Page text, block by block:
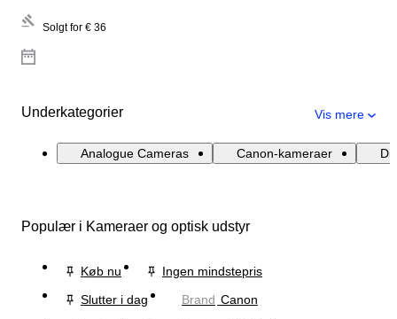
Solgt for € 36
Underkategorier Vis mere
Analogue Cameras Canon-kameraer
Populær i Kameraer og optisk udstyr
Køb nu
Ingen mindstepris
Slutter i dag
Brand Canon